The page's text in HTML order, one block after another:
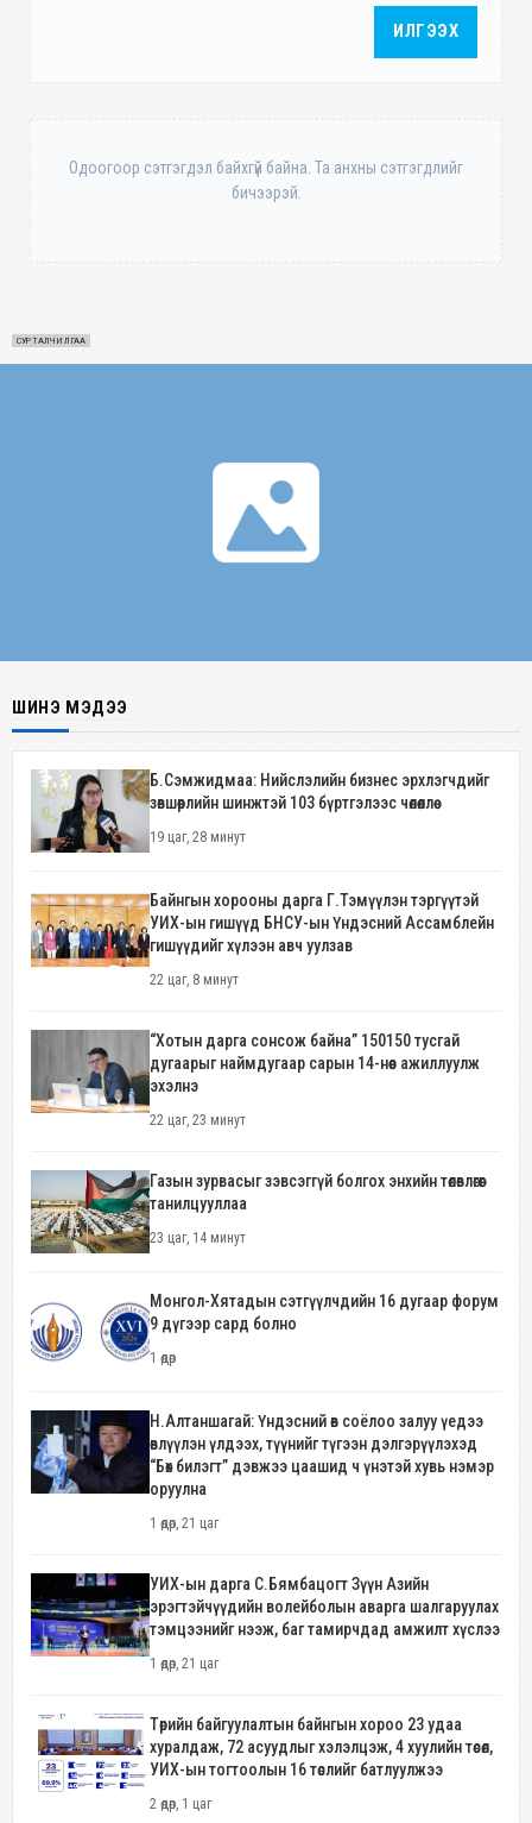
ИЛГЭЭХ
Одоогоор сэтгэгдэл байхгүй байна. Та анхны сэтгэгдлийг
бичээрэй.
СУРТАЛЧИЛГАА
ШИНЭ МЭДЭЭ
Б.Сэмжидмаа: Нийслэлийн бизнес эрхлэгчдийг
зөвшөөрлийн шинжтэй 103 бүртгэлээс чөлөөллөө
19 цаг, 28 минут
Байнгын хорооны дарга Г.Тэмүүлэн тэргүүтэй
УИХ-ын гишүүд БНСУ-ын Үндэсний Ассамблейн
гишүүдийг хүлээн авч уулзав
22 цаг, 8 минут
“Хотын дарга сонсож байна” 150150 тусгай
дугаарыг наймдугаар сарын 14-нөөс ажиллуулж
эхэлнэ
22 цаг, 23 минут
Газын зурвасыг зэвсэггүй болгох энхийн төлөвлөгөөг
танилцууллаа
23 цаг, 14 минут
Монгол-Хятадын сэтгүүлчдийн 16 дугаар форум
9 дүгээр сард болно
1 өдөр
Н.Алтаншагай: Үндэсний өв соёлоо залуу үедээ
өвлүүлэн үлдээх, түүнийг түгээн дэлгэрүүлэхэд
“Бөх билэгт” дэвжээ цаашид ч үнэтэй хувь нэмэр
оруулна
1 өдөр, 21 цаг
УИХ-ын дарга С.Бямбацогт Зүүн Азийн
эрэгтэйчүүдийн волейболын аварга шалгаруулах
тэмцээнийг нээж, баг тамирчдад амжилт хүслээ
1 өдөр, 21 цаг
Төрийн байгуулалтын байнгын хороо 23 удаа
хуралдаж, 72 асуудлыг хэлэлцэж, 4 хуулийн төсөл,
УИХ-ын тогтоолын 16 төслийг батлуулжээ
2 өдөр, 1 цаг